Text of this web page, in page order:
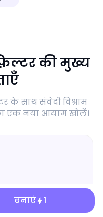
की मुख्य
के साथ संवेदी विश्राम
एक नया आयाम खोलें।
बनाएं 1